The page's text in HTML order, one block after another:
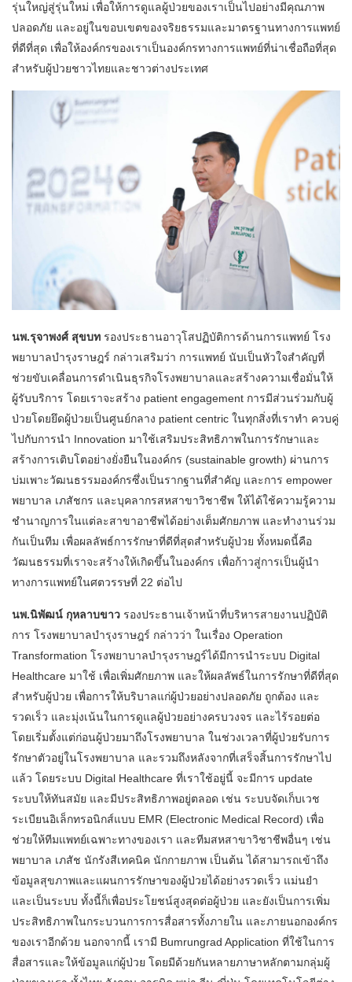
รุ่นใหญ่สู่รุ่นใหม่ เพื่อให้การดูแลผู้ป่วยของเราเป็นไปอย่างมีคุณภาพ
ปลอดภัย และอยู่ในขอบเขตของจริยธรรมและมาตรฐานทางการแพทย์
ที่ดีที่สุด เพื่อให้องค์กรของเราเป็นองค์กรทางการแพทย์ที่น่าเชื่อถือที่สุด
สำหรับผู้ป่วยชาวไทยและชาวต่างประเทศ
นพ.รุจาพงศ์ สุขบท รองประธานอาวุโสปฏิบัติการด้านการแพทย์ โรง
พยาบาลบำรุงราษฎร์ กล่าวเสริมว่า การแพทย์ นับเป็นหัวใจสำคัญที่
ช่วยขับเคลื่อนการดำเนินธุรกิจโรงพยาบาลและสร้างความเชื่อมั่นให้
ผู้รับบริการ โดยเราจะสร้าง patient engagement การมีส่วนร่วมกับผู้
ป่วยโดยยึดผู้ป่วยเป็นศูนย์กลาง patient centric ในทุกสิ่งที่เราทำ ควบคู่
ไปกับการนำ Innovation มาใช้เสริมประสิทธิภาพในการรักษาและ
สร้างการเติบโตอย่างยั่งยืนในองค์กร (sustainable growth) ผ่านการ
บ่มเพาะวัฒนธรรมองค์กรซึ่งเป็นรากฐานที่สำคัญ และการ empower
พยาบาล เภสัชกร และบุคลากรสหสาขาวิชาชีพ ให้ได้ใช้ความรู้ความ
ชำนาญการในแต่ละสาขาอาชีพได้อย่างเต็มศักยภาพ และทำงานร่วม
กันเป็นทีม เพื่อผลลัพธ์การรักษาที่ดีที่สุดสำหรับผู้ป่วย ทั้งหมดนี้คือ
วัฒนธรรมที่เราจะสร้างให้เกิดขึ้นในองค์กร เพื่อก้าวสู่การเป็นผู้นำ
ทางการแพทย์ในศตวรรษที่ 22 ต่อไป
นพ.นิพัฒน์ กุหลาบขาว รองประธานเจ้าหน้าที่บริหารสายงานปฏิบัติ
การ โรงพยาบาลบำรุงราษฎร์ กล่าวว่า ในเรื่อง Operation
Transformation โรงพยาบาลบำรุงราษฎร์ได้มีการนำระบบ Digital
Healthcare มาใช้ เพื่อเพิ่มศักยภาพ และให้ผลลัพธ์ในการรักษาที่ดีที่สุด
สำหรับผู้ป่วย เพื่อการให้บริบาลแก่ผู้ป่วยอย่างปลอดภัย ถูกต้อง และ
รวดเร็ว และมุ่งเน้นในการดูแลผู้ป่วยอย่างครบวงจร และไร้รอยต่อ
โดยเริ่มตั้งแต่ก่อนผู้ป่วยมาถึงโรงพยาบาล ในช่วงเวลาที่ผู้ป่วยรับการ
รักษาตัวอยู่ในโรงพยาบาล และรวมถึงหลังจากที่เสร็จสิ้นการรักษาไป
แล้ว โดยระบบ Digital Healthcare ที่เราใช้อยู่นี้ จะมีการ update
ระบบให้ทันสมัย และมีประสิทธิภาพอยู่ตลอด เช่น ระบบจัดเก็บเวช
ระเบียนอิเล็กทรอนิกส์แบบ EMR (Electronic Medical Record) เพื่อ
ช่วยให้ทีมแพทย์เฉพาะทางของเรา และทีมสหสาขาวิชาชีพอื่นๆ เช่น
พยาบาล เภสัช นักรังสีเทคนิค นักกายภาพ เป็นต้น ได้สามารถเข้าถึง
ข้อมูลสุขภาพและแผนการรักษาของผู้ป่วยได้อย่างรวดเร็ว แม่นยำ
และเป็นระบบ ทั้งนี้ก็เพื่อประโยชน์สูงสุดต่อผู้ป่วย และยังเป็นการเพิ่ม
ประสิทธิภาพในกระบวนการการสื่อสารทั้งภายใน และภายนอกองค์กร
ของเราอีกด้วย นอกจากนี้ เรามี Bumrungrad Application ที่ใช้ในการ
สื่อสารและให้ข้อมูลแก่ผู้ป่วย โดยมีด้วยกันหลายภาษาหลักตามกลุ่มผู้